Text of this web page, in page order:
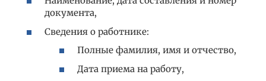
документа,
Сведения о работнике:
Полные фамилия, имя и отчество,
Дата приема на работу,